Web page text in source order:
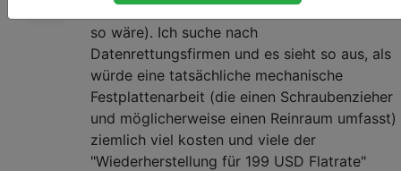
das hilft nicht (ich war mir nicht sicher, ob es
so wäre). Ich suche nach
Datenrettungsfirmen und es sieht so aus, als
würde eine tatsächliche mechanische
Festplattenarbeit (die einen Schraubenzieher
und möglicherweise einen Reinraum umfasst)
ziemlich viel kosten und viele der
"Wiederherstellung für 199 USD Flatrate"